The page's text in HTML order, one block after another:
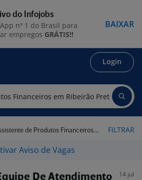
Login
Produtos Financeiros em Ribeirão Preto - SP FILTRAR
Aviso de Vagas
De Atendimento
14 jul
do Infojobs
nº 1 do Brasil para
empregos GRÁTIS!!
BAIXAR